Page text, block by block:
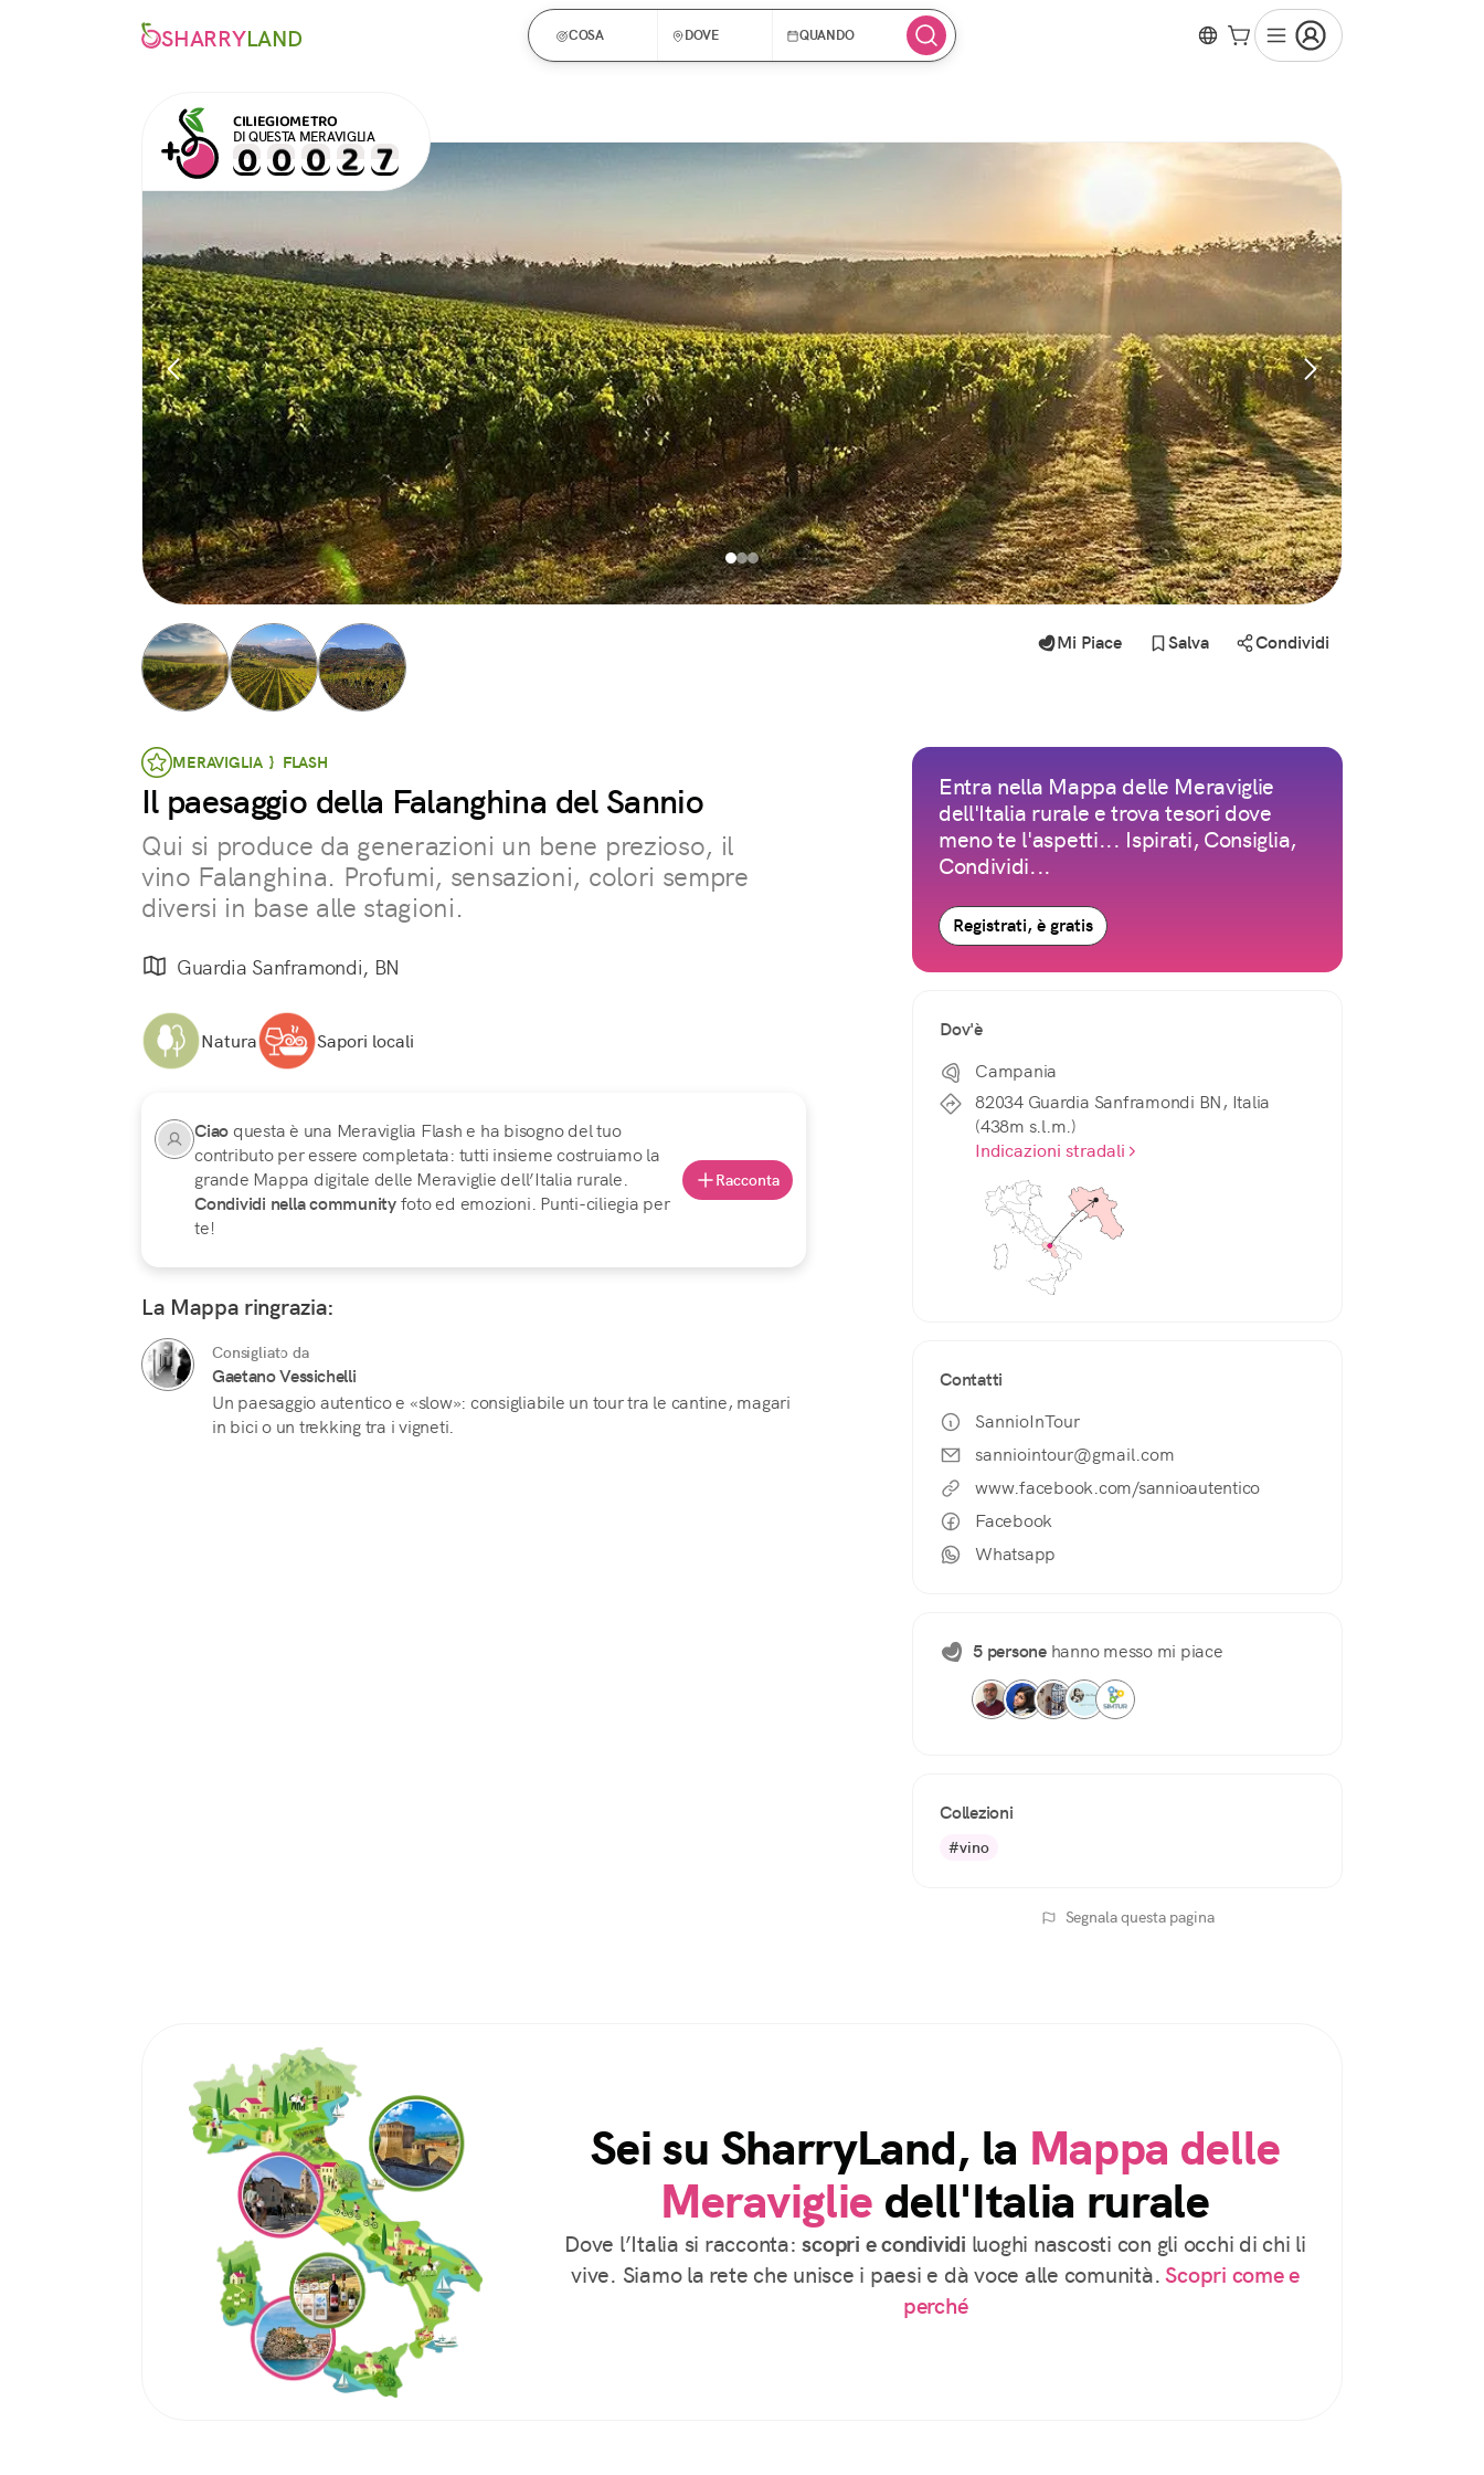
SHARRYLAND COSA DOVE QUANDO
CILIEGIOMETRO
DI QUESTA MERAVIGLIA
MERAVIGLIA } FLASH
Il paesaggio della Falanghina del Sannio
Qui si produce da generazioni un bene prezioso, il
vino Falanghina. Profumi, sensazioni, colori sempre
diversi in base alle stagioni.
Guardia Sanframondi, BN
Natura Sapori locali
Ciao questa è una Meraviglia Flash e ha bisogno del tuo
contributo per essere completata: tutti insieme costruiamo la
grande Mappa digitale delle Meraviglie dell’Italia rurale.
Condividi nella communityfoto ed emozioni. Punti-ciliegia per
te!
Racconta
La Mappa ringrazia:
Consigliato da
Gaetano Vessichelli
Un paesaggio autentico e «slow»: consigliabile un tour tra le cantine, magari
in bici o un trekking tra i vigneti.
Mi Piace Salva Condividi
Entra nella Mappa delle Meraviglie
dell'Italia rurale e trova tesori dove
meno te l'aspetti... Ispirati, Consiglia,
Condividi...
Registrati, è gratis
Dov'è
Campania
82034 Guardia Sanframondi BN, Italia
(438m s.l.m.)
Indicazioni stradali
Contatti
SannioInTour
sanniointour@gmail.com
www.facebook.com/sannioautentico
Facebook
Whatsapp
5 personehanno messo mi piace
Collezioni
#vino
Segnala questa pagina
Sei su SharryLand, la Mappa delle
Meraviglie dell'Italia rurale
Dove l’Italia si racconta:scopri e condividi luoghi nascosti con gli occhi di chi li
vive. Siamo la rete che unisce i paesi e dà voce alle comunità. Scopri come e
perché